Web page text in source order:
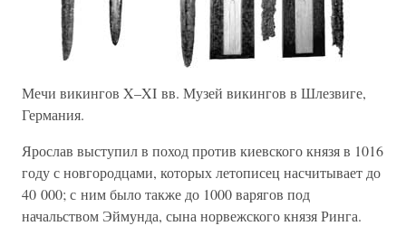
Мечи викингов X–XI вв. Музей викингов в Шлезвиге,
Германия.
Ярослав выступил в поход против киевского князя в 1016
году с новгородцами, которых летописец насчитывает до
40 000; с ним было также до 1000 варягов под
начальством Эймунда, сына норвежского князя Ринга.